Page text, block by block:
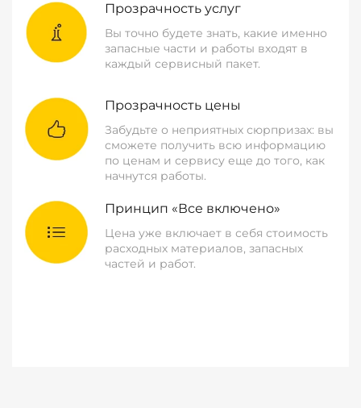
Прозрачность услуг
Вы точно будете знать, какие именно
запасные части и работы входят в
каждый сервисный пакет.
Прозрачность цены
Забудьте о неприятных сюрпризах: вы
сможете получить всю информацию
по ценам и сервису еще до того, как
начнутся работы.
Принцип «Все включено»
Цена уже включает в себя стоимость
расходных материалов, запасных
частей и работ.